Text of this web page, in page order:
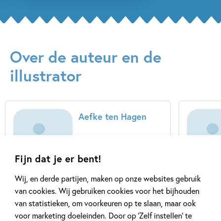
Fijn dat je er bent!
Wij, en derde partijen, maken op onze websites gebruik
van cookies. Wij gebruiken cookies voor het bijhouden
van statistieken, om voorkeuren op te slaan, maar ook
voor marketing doeleinden. Door op ‘Zelf instellen’ te
Over de auteur en de
illustrator
Aefke ten Hagen